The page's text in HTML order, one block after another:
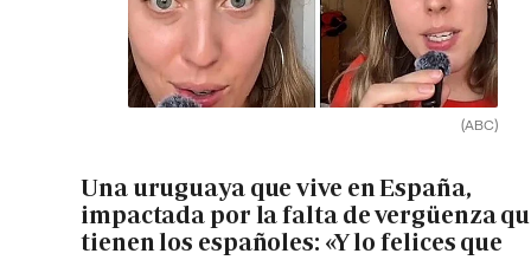
(ABC)
Una uruguaya que vive en España,
impactada por la falta de vergüenza
tienen los españoles: «Y lo felices que